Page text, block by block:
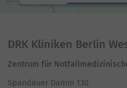
DRK Kliniken Berlin
Zentrum für
Spandauer Damm 130